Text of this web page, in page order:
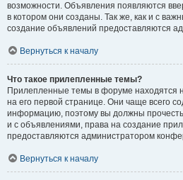
возможности. Объявления появляются
в котором они созданы. Так же, как и с
создание объявлений предоставляются
Вернуться к началу
Что такое прилепленные темы?
Прилепленные темы в форуме находятся
на его первой странице. Они чаще всего
информацию, поэтому вы должны прочесть
и с объявлениями, права на создание
предоставляются администратором
Вернуться к началу